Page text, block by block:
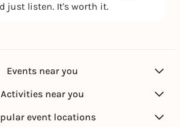
just listen. It's worth it.
Events near you
Activities near you
event locations